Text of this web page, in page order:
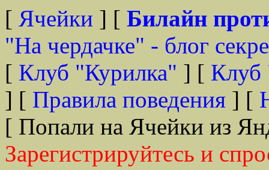
[ Ячейки ] [ Билайн
"На чердачке" - блог
[ Клуб "Курилка" ] [ Клуб
] [ Правила поведения ] [
[ Попали на Ячейки из
Зарегистрируйтесь и